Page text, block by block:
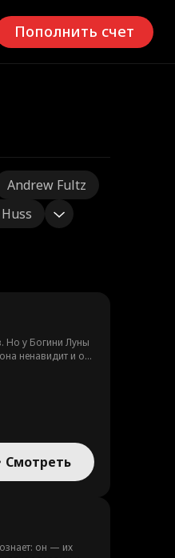
Пополнить счет
Andrew Fultz
Но у Богини Луны
ненавидит и от
Смотреть
он — их